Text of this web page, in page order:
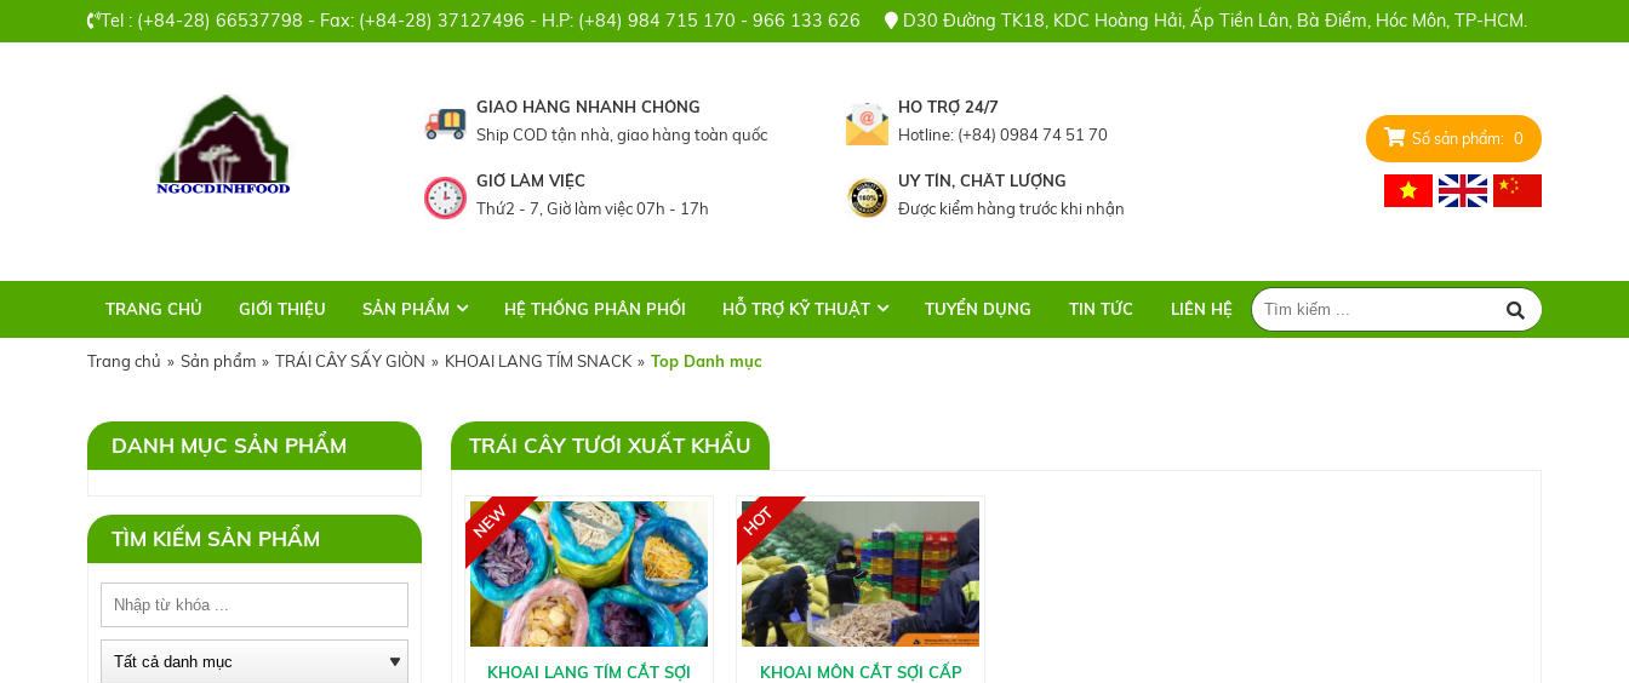
Tel : (+84-28) 66537798 - Fax: (+84-28) 37127496 - H.P: (+84) 984 715 170 - 966 133 626 D30 Đường TK18, KDC Hoàng Hải, Ấp Tiền Lân, Bà Điểm, Hóc Môn, TP-HCM.
GIAO HÀNG NHANH CHÓNG
Ship COD tận nhà, giao hàng toàn quốc
HỖ TRỢ 24/7
Hotline: (+84) 0984 74 51 70
GIỜ LÀM VIỆC
Thứ2 - 7, Giờ làm việc 07h - 17h
UY TÍN, CHẤT LƯỢNG
Được kiểm hàng trước khi nhận
0
TRANG CHỦ GIỚI THIỆU SẢN PHẨM HỆ THỐNG PHÂN PHỐI HỖ TRỢ KỸ THUẬT TUYỂN DỤNG TIN TỨC LIÊN HỆ
Trang chủ » Sản phẩm » TRÁI CÂY SẤY GIÒN » KHOAI LANG TÍM SNACK » Top Danh mục
DANH MỤC SẢN PHẨM
TÌM KIẾM SẢN PHẨM
TRÁI CÂY TƯƠI XUẤT KHẨU
KHOAI LANG TÍM CẮT SỢI
KHOAI MÔN CẮT SỢI CẤP